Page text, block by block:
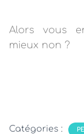
Alors vous
mieux non ?
Catégories :